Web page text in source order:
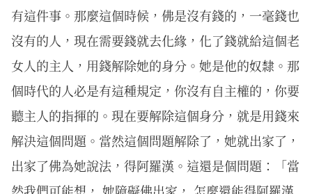
有這件事。那麼這個時候，佛是沒有錢的，一毫錢也
沒有的人，現在需要錢就去化緣，化了錢就給這個老
女人的主人，用錢解除她的身分。她是他的奴隸。那
個時代的人必是有這種規定，你沒有自主權的，你要
聽主人的指揮的。現在要解除這個身分，就是用錢來
解決這個問題。當然這個問題解除了，她就出家了，
出家了佛為她說法，得阿羅漢。這還是個問題：「當
然我們可能想， 她障礙佛出家， 怎麼還能得阿羅漢